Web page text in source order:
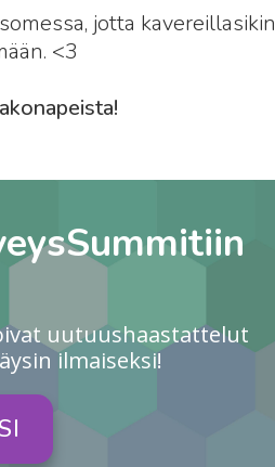
jotta kavereillasikin
<3
uutuushaastattelut
ilmaiseksi!